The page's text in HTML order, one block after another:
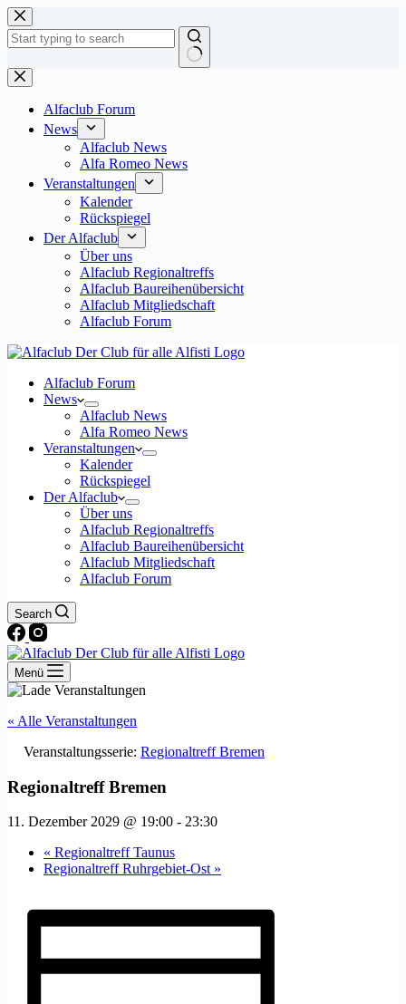
Zum
Inhalt
springen
Keine
Ergebnisse
Alfaclub Forum
News
Alfaclub News
Alfa Romeo News
Veranstaltungen
Kalender
Rückspiegel
Der Alfaclub
Über uns
Alfaclub Regionaltreffs
Alfaclub Baureihenübersicht
Alfaclub Mitgliedschaft
Alfaclub Forum
Alfaclub Forum
News
Alfaclub News
Alfa Romeo News
Veranstaltungen
Kalender
Rückspiegel
Der Alfaclub
Über uns
Alfaclub Regionaltreffs
Alfaclub Baureihenübersicht
Alfaclub Mitgliedschaft
Alfaclub Forum
Search
Menü
« Alle Veranstaltungen
Veranstaltungsserie: Regionaltreff Bremen
Regionaltreff Bremen
11. Dezember 2029 @ 19:00 - 23:30
« Regionaltreff Taunus
Regionaltreff Ruhrgebiet-Ost »